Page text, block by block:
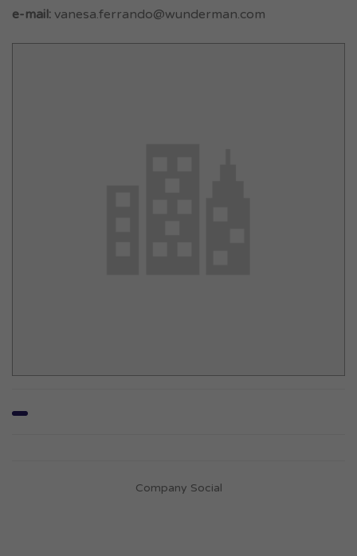
e-mail: vanesa.ferrando@wunderman.com
Company Social